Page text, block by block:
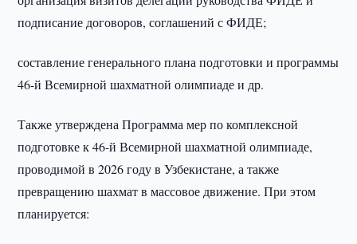
подписание договоров, соглашений с ФИДЕ;
составление генерального плана подготовки и программы
46-й Всемирной шахматной олимпиаде и др.
Также утверждена Программа мер по комплексной
подготовке к 46-й Всемирной шахматной олимпиаде,
проводимой в 2026 году в Узбекистане, а также
превращению шахмат в массовое движение. При этом
планируется: